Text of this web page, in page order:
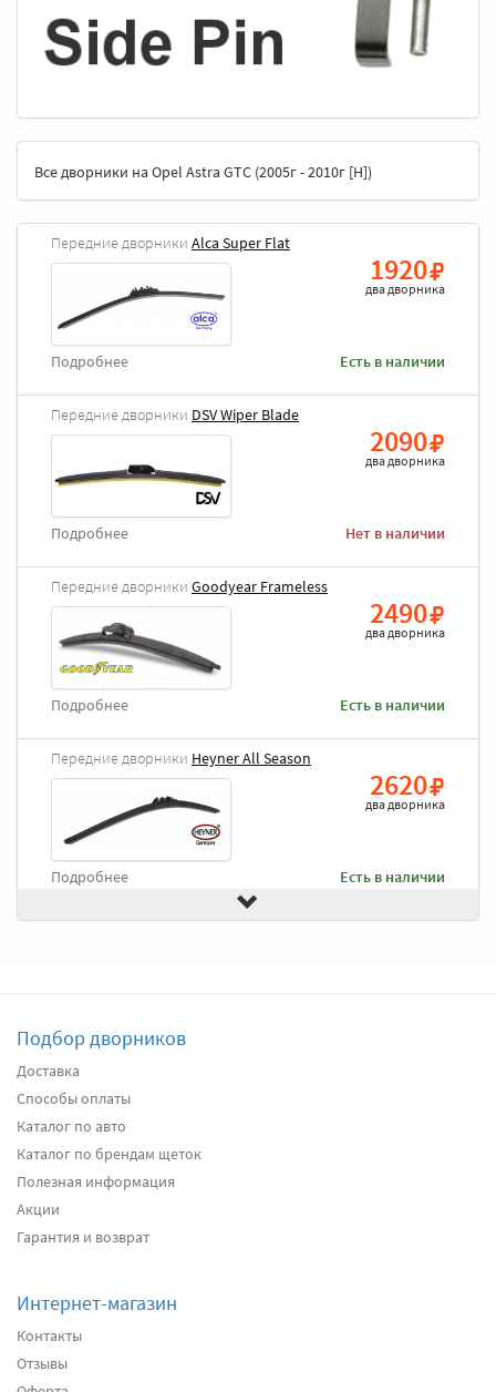
Все дворники на Opel Astra GTC (2005г - 2010г [H])
Передние дворники Alca Super Flat
1920
два дворника
Есть в наличии
Подробнее
Передние дворники DSV Wiper Blade
2090
два дворника
Нет в наличии
Подробнее
Передние дворники Goodyear Frameless
2490
два дворника
Есть в наличии
Подробнее
Передние дворники Heyner All Season
2620
два дворника
Есть в наличии
Подробнее
Подробнее
Передние дворники
Подробнее
Подбор дворников
Доставка
Способы оплаты
Каталог по авто
Каталог по брендам щеток
Полезная информация
Акции
Гарантия и возврат
Интернет-магазин
Контакты
Отзывы